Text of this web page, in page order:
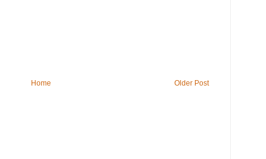
Older Post
Home